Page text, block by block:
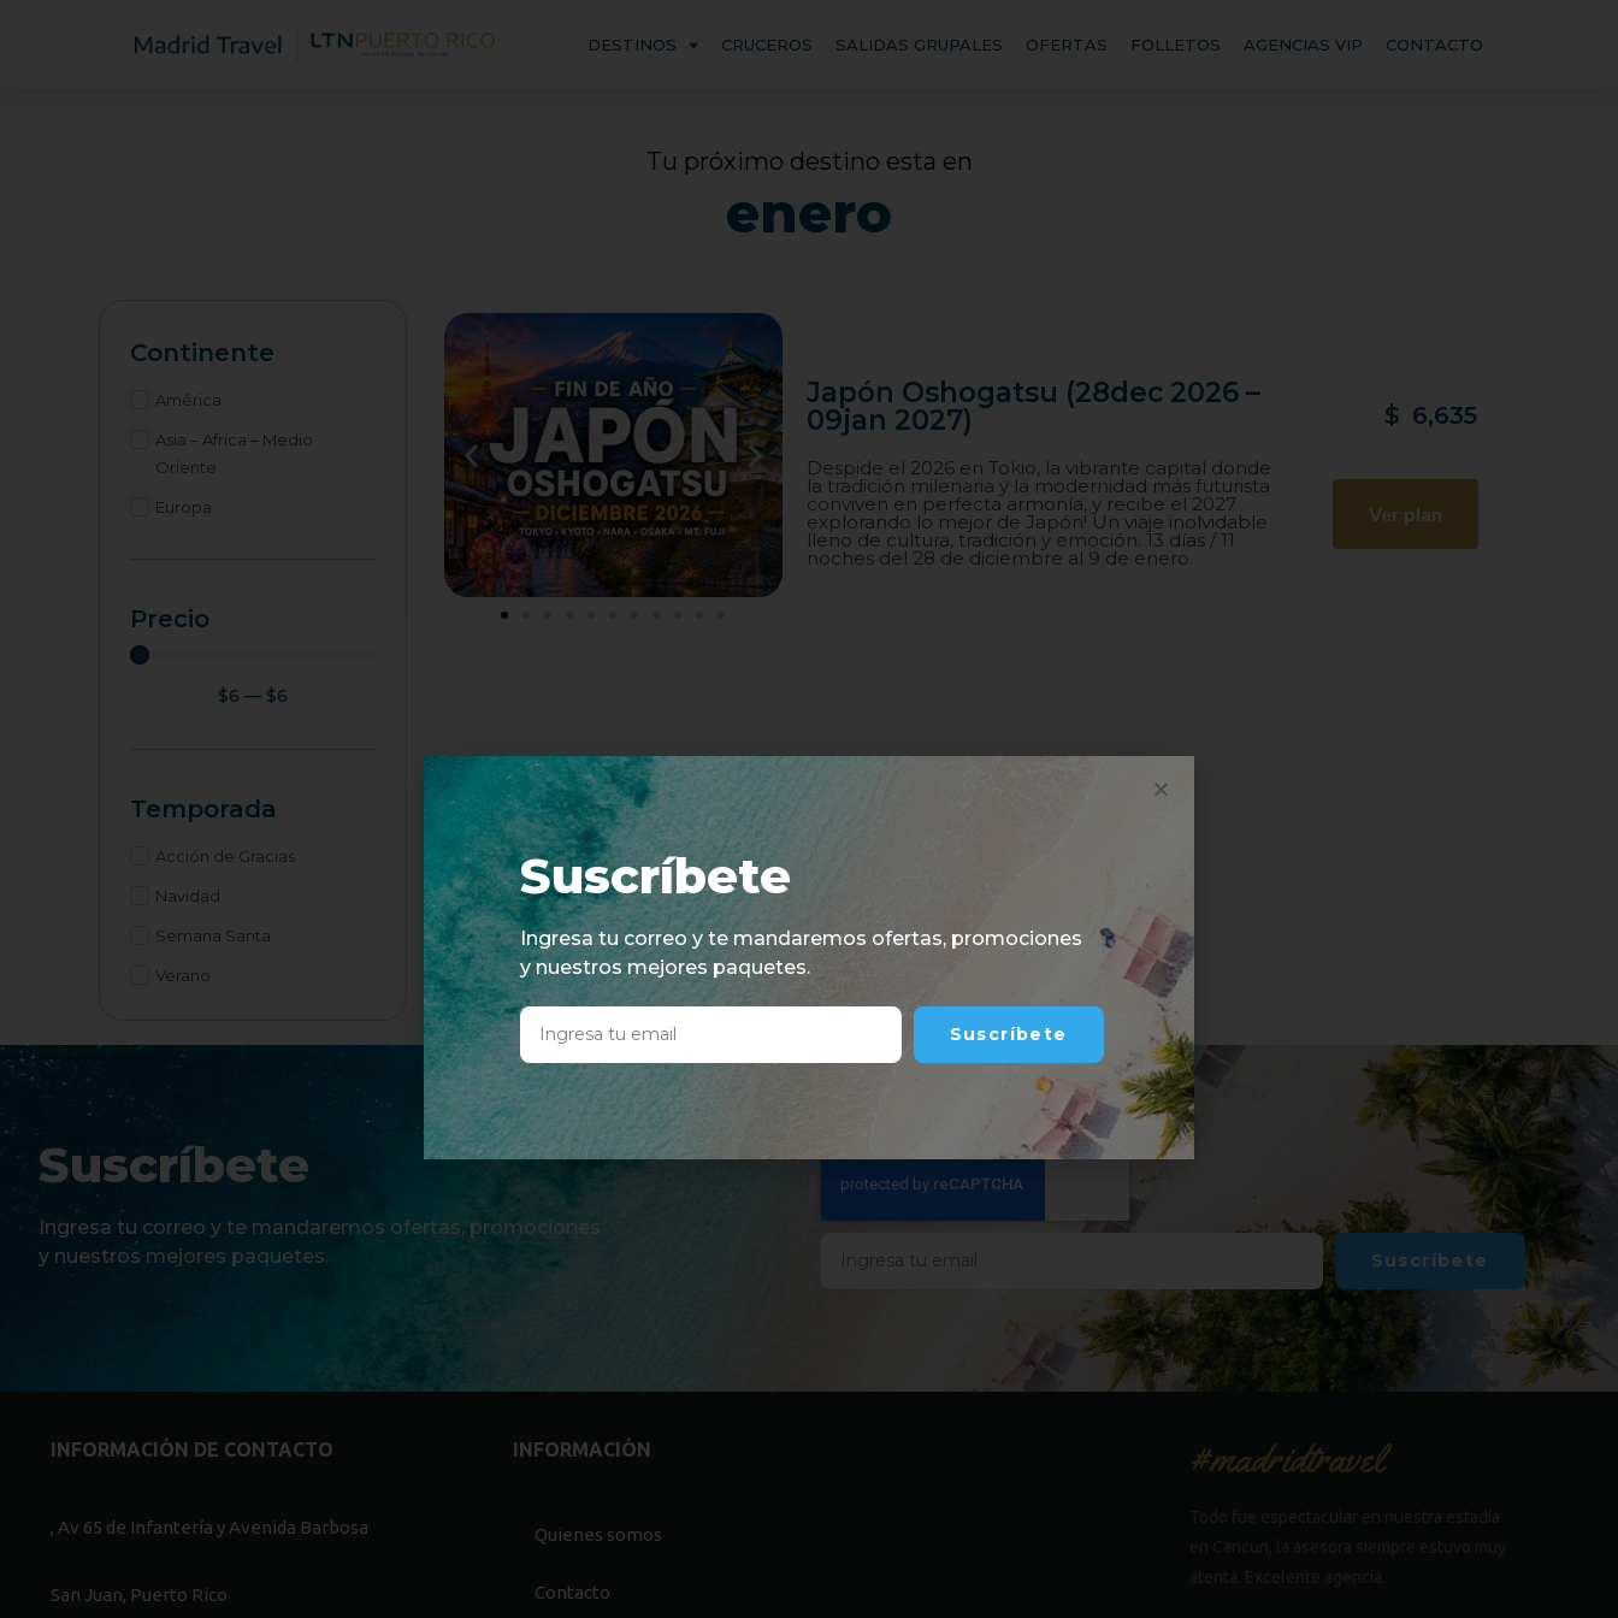
DESTINOS CRUCEROS SALIDAS GRUPALES OFERTAS FOLLETOS AGENCIAS VIP CONTACTO
Tu próximo destino esta en
enero
Continente
América
Asia – Africa – Medio
Oriente
Europa
Precio
$6 — $6
Temporada
Acción de Gracias
Navidad
Semana Santa
Verano
Japón Oshogatsu (28dec 2026 –
09jan 2027)
Despide el 2026 en Tokio, la vibrante capital donde
la tradición milenaria y la modernidad más futurista
conviven en perfecta armonía, y recibe el 2027
explorando lo mejor de Japón! Un viaje inolvidable
lleno de cultura, tradición y emoción. 13 días / 11
noches del 28 de diciembre al 9 de enero.
$ 6,635
Ver plan
Suscríbete
Ingresa tu correo y te mandaremos ofertas, promociones
y nuestros mejores paquetes.
Suscríbete
INFORMACIÓN DE CONTACTO
, Av 65 de Infantería y Avenida Barbosa
San Juan, Puerto Rico
INFORMACIÓN
Quienes somos
Contacto
#madridtravel
Suscríbete
Ingresa tu correo y te mandaremos ofertas, promociones
y nuestros mejores paquetes.
Suscríbete